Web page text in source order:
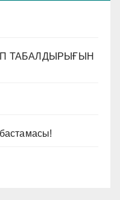
ТАБАЛДЫРЫҒЫН